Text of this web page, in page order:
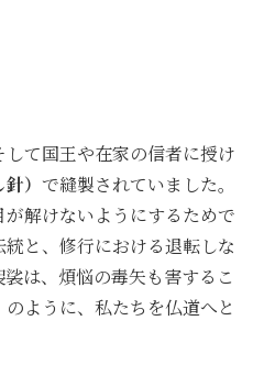
て国王や在家の信者に授け
） で縫製されていました。
解けないようにするためで
と、修行における退転しな
は、煩悩の毒矢も害するこ
ように、私たちを仏道へと